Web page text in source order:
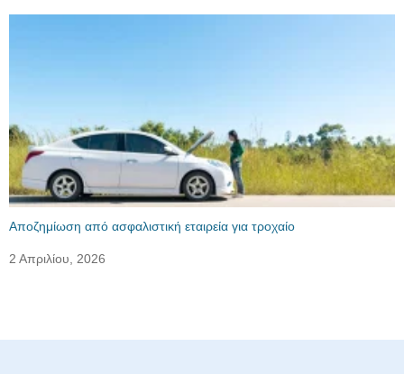
Αποζημίωση από ασφαλιστική εταιρεία για τροχαίο
2 Απριλίου, 2026